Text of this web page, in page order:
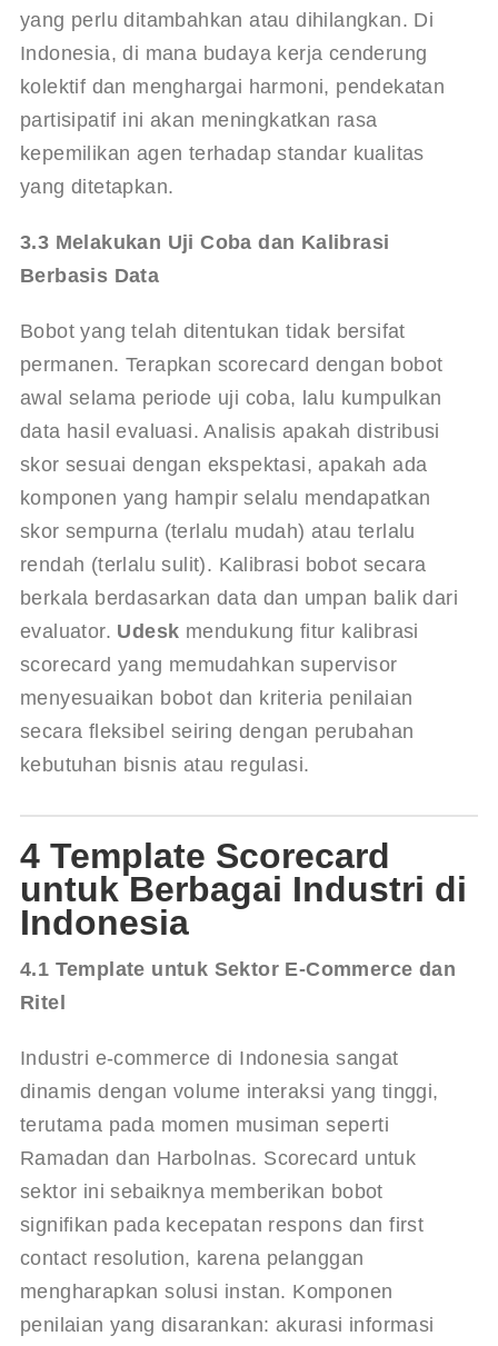
yang perlu ditambahkan atau dihilangkan. Di
Indonesia, di mana budaya kerja cenderung
kolektif dan menghargai harmoni, pendekatan
partisipatif ini akan meningkatkan rasa
kepemilikan agen terhadap standar kualitas
yang ditetapkan.
3.3 Melakukan Uji Coba dan Kalibrasi
Berbasis Data
Bobot yang telah ditentukan tidak bersifat
permanen. Terapkan scorecard dengan bobot
awal selama periode uji coba, lalu kumpulkan
data hasil evaluasi. Analisis apakah distribusi
skor sesuai dengan ekspektasi, apakah ada
komponen yang hampir selalu mendapatkan
skor sempurna (terlalu mudah) atau terlalu
rendah (terlalu sulit). Kalibrasi bobot secara
berkala berdasarkan data dan umpan balik dari
evaluator. Udesk mendukung fitur kalibrasi
scorecard yang memudahkan supervisor
menyesuaikan bobot dan kriteria penilaian
secara fleksibel seiring dengan perubahan
kebutuhan bisnis atau regulasi.
4 Template Scorecard
untuk Berbagai Industri di
Indonesia
4.1 Template untuk Sektor E-Commerce dan
Ritel
Industri e-commerce di Indonesia sangat
dinamis dengan volume interaksi yang tinggi,
terutama pada momen musiman seperti
Ramadan dan Harbolnas. Scorecard untuk
sektor ini sebaiknya memberikan bobot
signifikan pada kecepatan respons dan first
contact resolution, karena pelanggan
mengharapkan solusi instan. Komponen
penilaian yang disarankan: akurasi informasi